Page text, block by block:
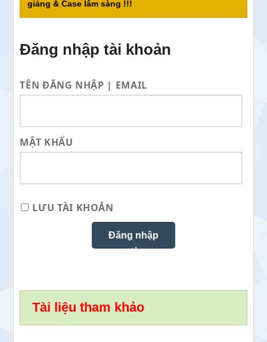
giảng & Case lâm sàng !!!
Đăng nhập tài khoản
TÊN ĐĂNG NHẬP | EMAIL
MẬT KHẨU
LƯU TÀI KHOẢN
Tài liệu tham khảo